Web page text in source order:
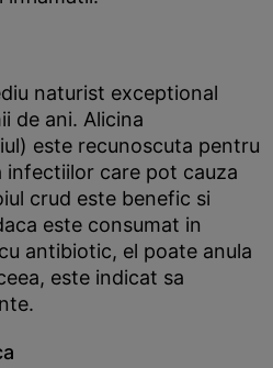
naturist exceptional
de ani. Alicina
este recunoscuta pentru
care pot cauza
crud este benefic si
este consumat in
antibiotic, el poate anula
este indicat sa